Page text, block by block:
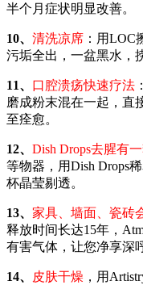
半个月症状明显改善。
10、 清洗凉席 ：用
污垢全出，一盆黑水，
11、 口腔溃疡快速疗法
磨成粉末混在一起，直
至痊愈。
12、 Dish Drops去腥有
等物器，用Dish Drops
杯晶莹剔透。
13、 家具、墙面、瓷砖
释放时间长达15年，
有害气体，让您净享深
14、 皮肤干燥 ，用